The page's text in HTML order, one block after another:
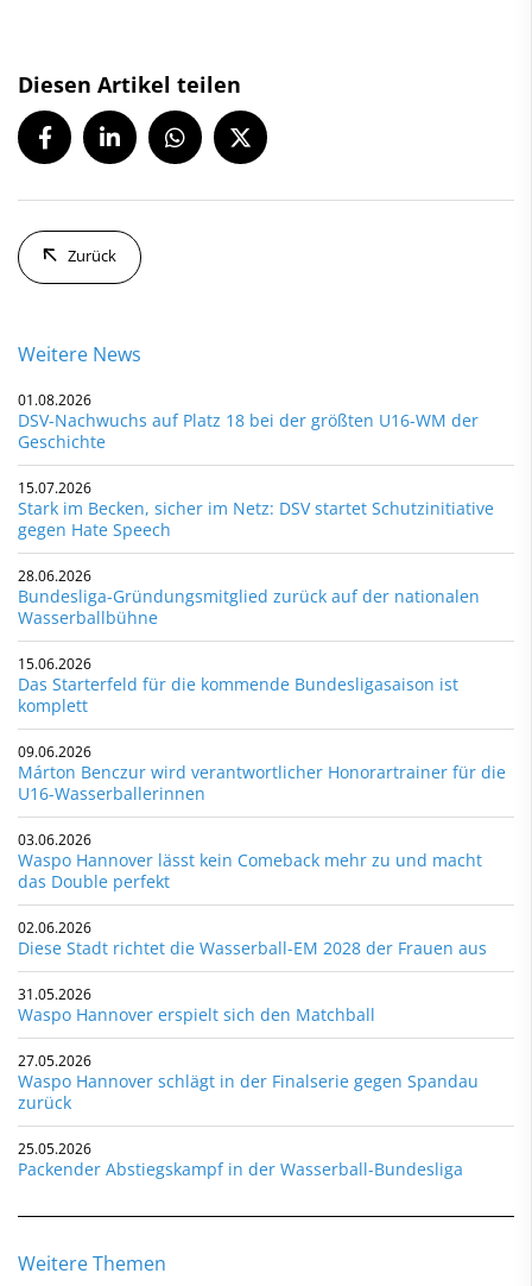
Diesen Artikel teilen
Zurück
Weitere News
01.08.2026
DSV-Nachwuchs auf Platz 18 bei der größten U16-WM der
Geschichte
15.07.2026
Stark im Becken, sicher im Netz: DSV startet Schutzinitiative
gegen Hate Speech
28.06.2026
Bundesliga-Gründungsmitglied zurück auf der nationalen
Wasserballbühne
15.06.2026
Das Starterfeld für die kommende Bundesligasaison ist
komplett
09.06.2026
Márton Benczur wird verantwortlicher Honorartrainer für die
U16-Wasserballerinnen
03.06.2026
Waspo Hannover lässt kein Comeback mehr zu und macht
das Double perfekt
02.06.2026
Diese Stadt richtet die Wasserball-EM 2028 der Frauen aus
31.05.2026
Waspo Hannover erspielt sich den Matchball
27.05.2026
Waspo Hannover schlägt in der Finalserie gegen Spandau
zurück
25.05.2026
Packender Abstiegskampf in der Wasserball-Bundesliga
Weitere Themen